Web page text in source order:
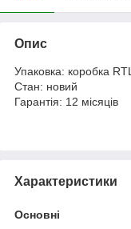
Опис
Упаковка: коробка RTL
Стан: новий
Гарантія: 12 місяців
Характеристики
Основні